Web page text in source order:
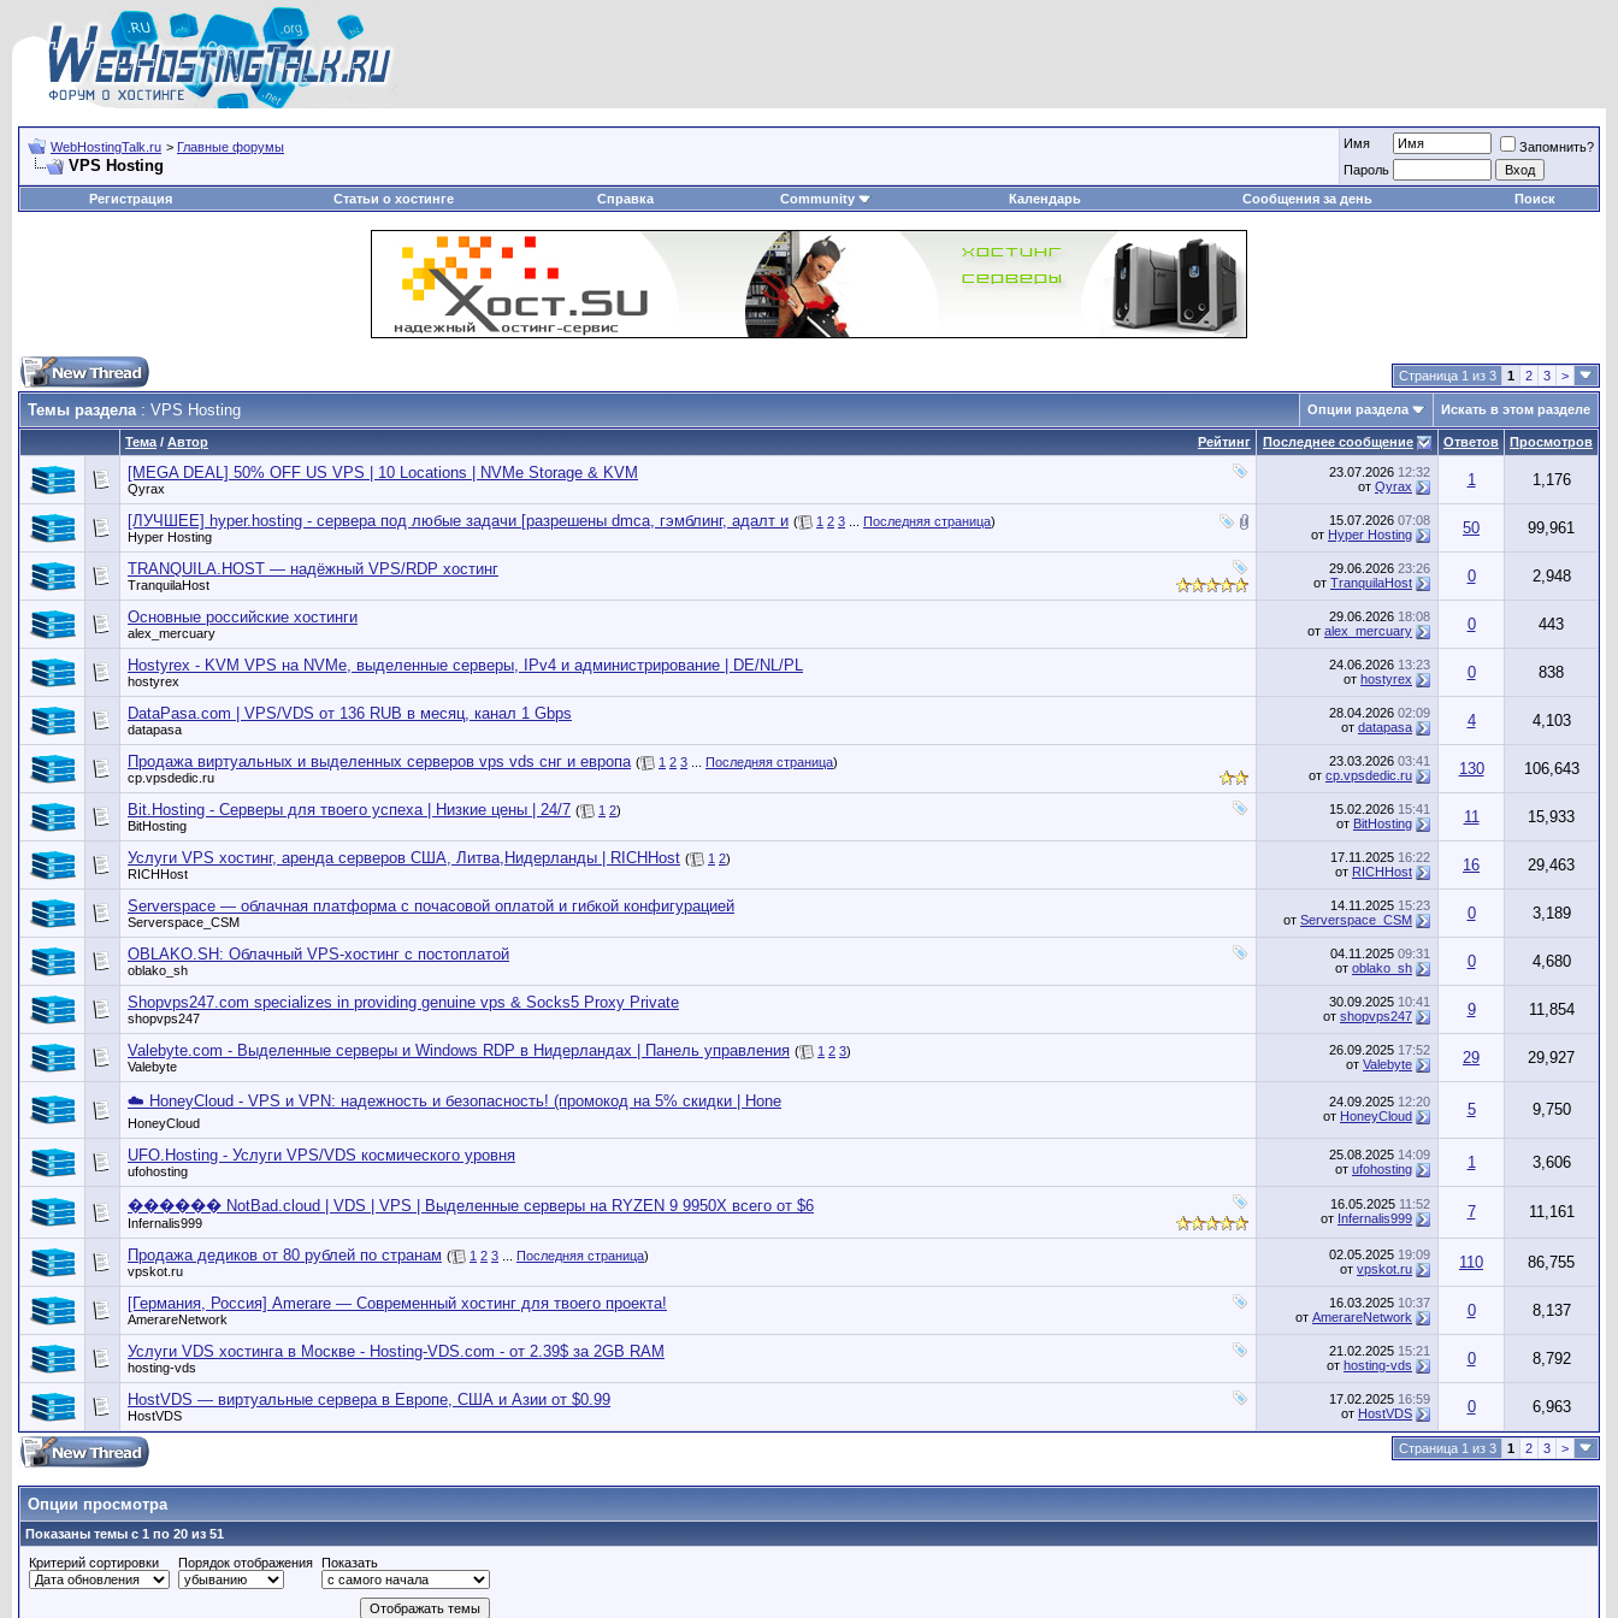
WebHostingTalk.ru > Главные форумы
VPS Hosting
Имя
Запомнить?
Пароль
Регистрация
Статьи о хостинге Справка Community Календарь Сообщения за день Поиск
Страница 1 из 3 1 2 3 >
Темы раздела: VPS Hosting Опции раздела Искать в этом разделе
Рейтинг
Тема / Автор Последнее сообщение Ответов Просмотров
[MEGA DEAL] 50% OFF US VPS | 10 Locations | NVMe Storage & KVM
Qyrax
23.07.2026 12:32
от Qyrax 1 1,176
[ЛУЧШЕЕ] hyper.hosting - сервера под любые задачи [разрешены dmca, гэмблинг, адалт и ( 1 2 3 Последняя страница)
Hyper Hosting
15.07.2026 07:08
от Hyper Hosting 50 99,961
TRANQUILA.HOST — надёжный VPS/RDP хостинг
TranquilaHost
29.06.2026 23:26
от TranquilaHost 0 2,948
Основные российские хостинги
alex_mercuary
29.06.2026 18:08
от alex_mercuary 0 443
Hostyrex - KVM VPS на NVMe, выделенные серверы, IPv4 и администрирование | DE/NL/PL
hostyrex
24.06.2026 13:23
от hostyrex 0 838
DataPasa.com | VPS/VDS от 136 RUB в месяц, канал 1 Gbps
datapasa
28.04.2026 02:09
от datapasa 4 4,103
Продажа виртуальных и выделенных серверов vps vds снг и европа ( 1 2 3 Последняя страница)
cp.vpsdedic.ru
23.03.2026 03:41
от cp.vpsdedic.ru 130 106,643
Bit.Hosting - Cерверы для твоего успеха | Низкие цены | 24/7 ( 1 2)
BitHosting
15.02.2026 15:41
от BitHosting 11 15,933
Услуги VPS хостинг, аренда серверов США, Литва,Нидерланды | RICHHost ( 1 2)
RICHHost
17.11.2025 16:22
от RICHHost 16 29,463
Serverspace — облачная платформа с почасовой оплатой и гибкой конфигурацией
Serverspace_CSM
14.11.2025 15:23
от Serverspace_CSM 0 3,189
OBLAKO.SH: Облачный VPS-хостинг с постоплатой
oblako_sh
04.11.2025 09:31
от oblako_sh 0 4,680
Shopvps247.com specializes in providing genuine vps & Socks5 Proxy Private
shopvps247
30.09.2025 10:41
от shopvps247 9 11,854
Valebyte.com - Выделенные серверы и Windows RDP в Нидерландах | Панель управления ( 1 2 3)
Valebyte
26.09.2025 17:52
от Valebyte 29 29,927
☁️ HoneyCloud - VPS и VPN: надежность и безопасность! (промокод на 5% скидки | Hone
HoneyCloud
24.09.2025 12:20
от HoneyCloud 5 9,750
UFO.Hosting - Услуги VPS/VDS космического уровня
ufohosting
25.08.2025 14:09
от ufohosting 1 3,606
������ NotBad.cloud | VDS | VPS | Выделенные серверы на RYZEN 9 9950X всего от $6
Infernalis999
16.05.2025 11:52
от Infernalis999 7 11,161
Продажа дедиков от 80 рублей по странам ( 1 2 3 Последняя страница)
vpskot.ru
02.05.2025 19:09
от vpskot.ru 110 86,755
[Германия, Россия] Amerare — Современный хостинг для твоего проекта!
AmerareNetwork
16.03.2025 10:37
от AmerareNetwork 0 8,137
Услуги VDS хостинга в Москве - Hosting-VDS.com - от 2.39$ за 2GB RAM
hosting-vds
21.02.2025 15:21
от hosting-vds 0 8,792
HostVDS — виртуальные сервера в Европе, США и Азии от $0.99
HostVDS
17.02.2025 16:59
от HostVDS 0 6,963
Страница 1 из 3 1 2 3 >
Опции просмотра
Показаны темы с 1 по 20 из 51
Критерий сортировки
Порядок отображения Показать